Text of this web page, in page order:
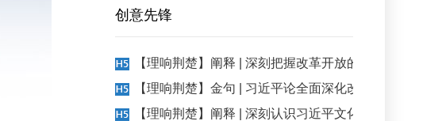
创意先锋
【理响荆楚】阐释 | 深刻把握改革开放的科学思维方法
【理响荆楚】金句 | 习近平论全面深化改革开放
【理响荆楚】阐释 | 深刻认识习近平文化思想的实践要